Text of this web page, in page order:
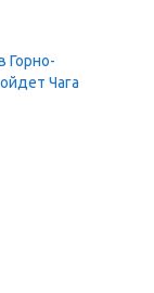
Горно-
Чага